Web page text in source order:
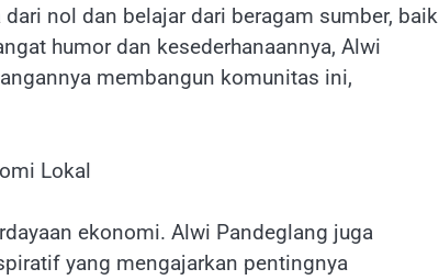
nol dan belajar dari beragam sumber, baik
humor dan kesederhanaannya, Alwi
membangun komunitas ini,
Lokal
ekonomi. Alwi Pandeglang juga
yang mengajarkan pentingnya